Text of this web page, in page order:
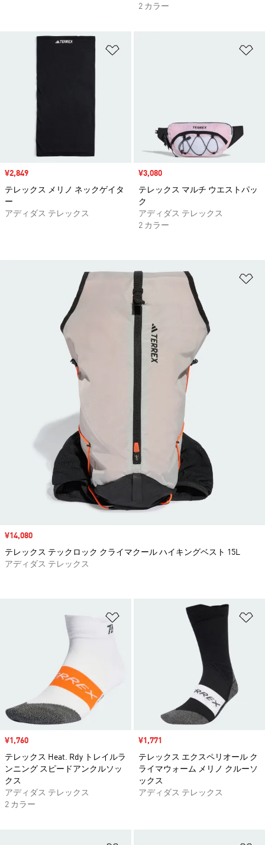
2 カラー
セール価格
¥2,849
テレックス メリノ ネックゲイタ
ー
アディダス テレックス
セール価格
¥3,080
テレックス マルチ ウエストパッ
ク
アディダス テレックス
2 カラー
ほしいものリストに追加
セール価格
¥1,760
テレックス Heat. Rdy トレイルラ
ンニング スピードアンクルソッ
クス
アディダス テレックス
2 カラー
セール価格
¥1,771
テレックス エクスペリオール ク
ライマウォーム メリノ クルーソ
ックス
アディダス テレックス
セール価格
¥14,080
テレックス テックロック クライマクール ハイキングベスト 15L
アディダス テレックス